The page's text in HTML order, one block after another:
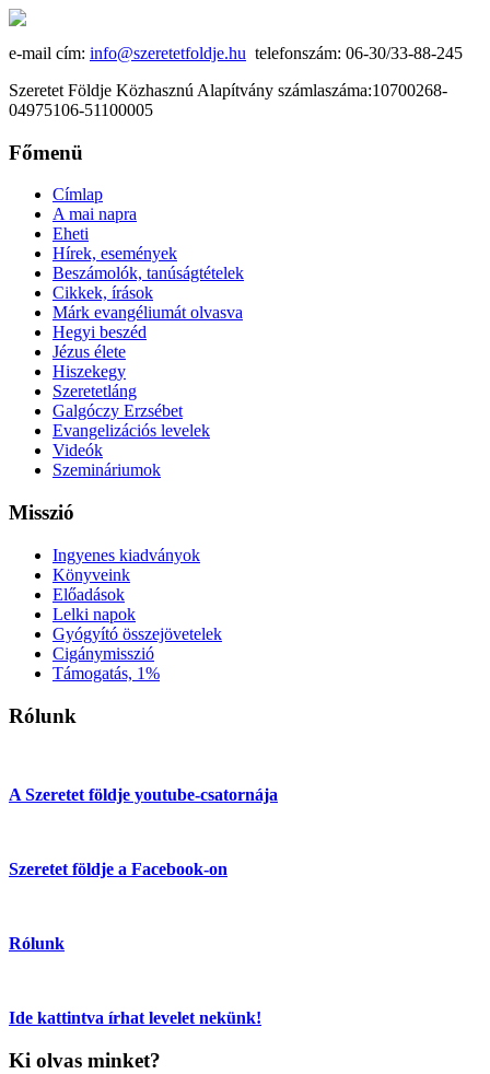
e-mail cím: info@szeretetfoldje.hu telefonszám: 06-30/33-88-245
Szeretet Földje Közhasznú Alapítvány számlaszáma:10700268-
04975106-51100005
Főmenü
Címlap
A mai napra
Eheti
Hírek, események
Beszámolók, tanúságtételek
Cikkek, írások
Márk evangéliumát olvasva
Hegyi beszéd
Jézus élete
Hiszekegy
Szeretetláng
Galgóczy Erzsébet
Evangelizációs levelek
Videók
Szemináriumok
Misszió
Ingyenes kiadványok
Könyveink
Előadások
Lelki napok
Gyógyító összejövetelek
Cigánymisszió
Támogatás, 1%
Rólunk
A Szeretet földje youtube-csatornája
Szeretet földje a Facebook-on
Rólunk
Ide kattintva írhat levelet nekünk!
Ki olvas minket?